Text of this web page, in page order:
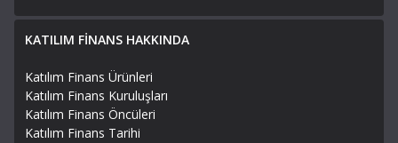
KATILIM FİNANS HAKKINDA
Katılım Finans Ürünleri
Katılım Finans Kuruluşları
Katılım Finans Öncüleri
Katılım Finans Tarihi